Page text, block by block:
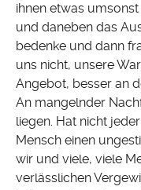
ihnen etwas
und daneben das
bedenke und dann
uns nicht, unsere
Angebot, besser an
An mangelnder
liegen. Hat nicht
Mensch einen
wir und viele, viele
verlässlichen